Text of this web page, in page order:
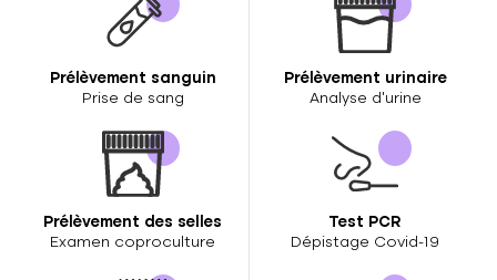
Prélèvement sanguin
Prise de sang
Prélèvement urinaire
Analyse d’urine
Prélèvement des selles
Examen coproculture
Test PCR
Dépistage Covid-19